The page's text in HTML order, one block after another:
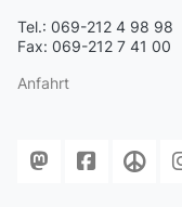
Tel.: 069-212 4 98 98
Fax: 069-212 7 41 00
Anfahrt